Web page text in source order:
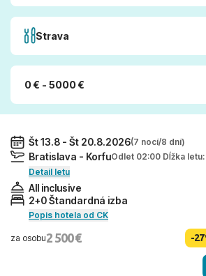
Strava
0 € - 5000 €
Št 13.8 - Št 20.8.2026(7 nocí/8 dní)
Bratislava - KorfuOdlet 02:00 Dĺžka letu:
Detail letu
All inclusive
2+0 Štandardná izba
Popis hotela od CK
za osobu2 500 € -